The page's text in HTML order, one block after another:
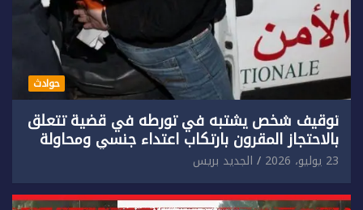
حوادث
توقيف شخص يشتبه في تورطه في قضية تتعلق
بالاحتجاز المقرون بارتكاب اعتداء جنسي ومحاولة
إضرام النار عمدا.
23 يوليو، 2026 الجديد بريس